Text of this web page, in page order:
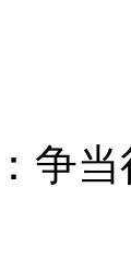
争